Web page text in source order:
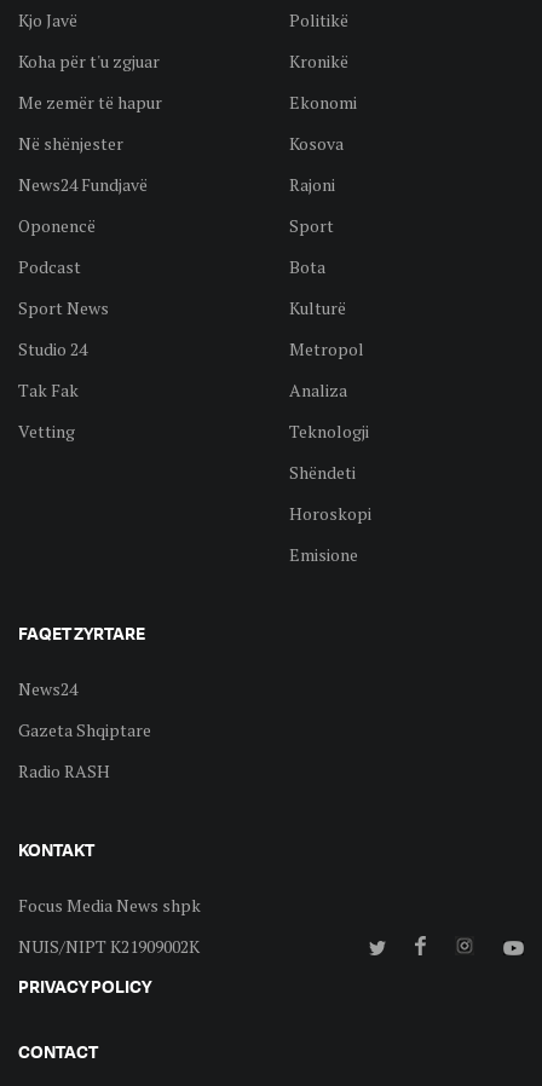
Kjo Javë
Koha për t'u zgjuar
Me zemër të hapur
Në shënjester
News24 Fundjavë
Oponencë
Podcast
Sport News
Studio 24
Tak Fak
Vetting
Politikë
Kronikë
Ekonomi
Kosova
Rajoni
Sport
Bota
Kulturë
Metropol
Analiza
Teknologji
Shëndeti
Horoskopi
Emisione
FAQET ZYRTARE
News24
Gazeta Shqiptare
Radio RASH
KONTAKT
Focus Media News shpk
NUIS/NIPT K21909002K
PRIVACY POLICY
CONTACT